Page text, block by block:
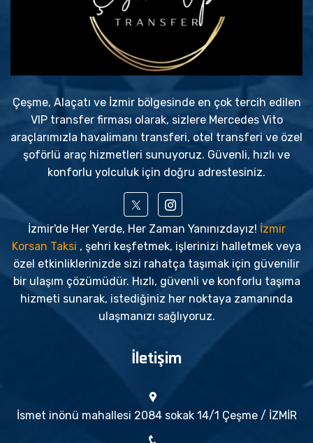
Çeşme, Alaçatı ve İzmir bölgesinde en çok tercih edilen
VIP transfer firması olarak, sizlere Mercedes Vito
araçlarımızla havalimanı transferi, otel transferi ve özel
şoförlü araç hizmetleri sunuyoruz. Güvenli, hızlı ve
konforlu yolculuk için doğru adrestesiniz.
İzmir'de Her Yerde, Her Zaman Yanınızdayız! İzmir
Korsan Taksi , şehri keşfetmek, işlerinizi halletmek veya
özel etkinliklerinizde sizi rahatça taşımak için güvenilir
bir ulaşım çözümüdür. Hızlı, güvenli ve konforlu taşıma
hizmeti sunarak, istediğiniz her noktaya zamanında
ulaşmanızı sağlıyoruz.
İletişim
İsmet inönü mahallesi 2084 sokak 14/1 Çeşme / İZMİR